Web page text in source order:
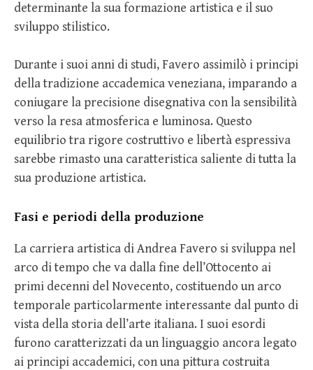
determinante la sua formazione artistica e il suo
sviluppo stilistico.
Durante i suoi anni di studi, Favero assimilò i principi
della tradizione accademica veneziana, imparando a
coniugare la precisione disegnativa con la sensibilità
verso la resa atmosferica e luminosa. Questo
equilibrio tra rigore costruttivo e libertà espressiva
sarebbe rimasto una caratteristica saliente di tutta la
sua produzione artistica.
Fasi e periodi della produzione
La carriera artistica di Andrea Favero si sviluppa nel
arco di tempo che va dalla fine dell’Ottocento ai
primi decenni del Novecento, costituendo un arco
temporale particolarmente interessante dal punto di
vista della storia dell’arte italiana. I suoi esordi
furono caratterizzati da un linguaggio ancora legato
ai principi accademici, con una pittura costruita